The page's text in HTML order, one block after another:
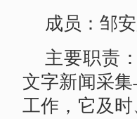
成员：邹
主要职责
文字新闻采
工作，它及